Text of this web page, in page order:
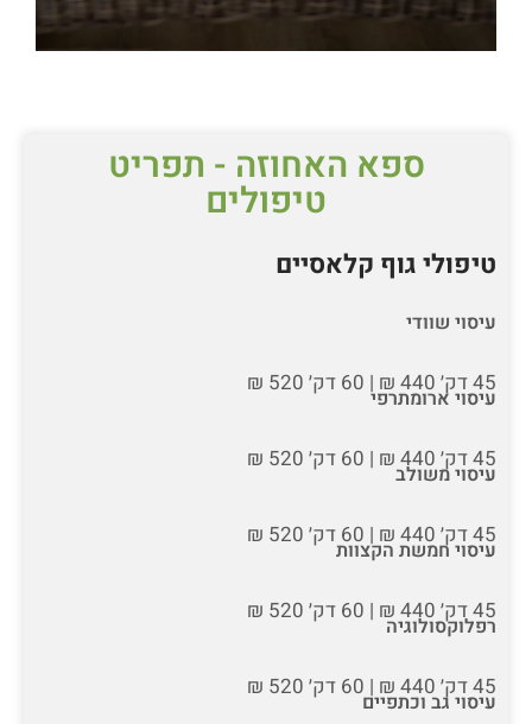
ספא האחוזה​ - תפריט
טיפולים
טיפולי גוף קלאסיים
עיסוי שוודי
45 דק׳ 440 ₪ | 60 דק׳ 520 ₪
עיסוי ארומתרפי
45 דק׳ 440 ₪ | 60 דק׳ 520 ₪
עיסוי משולב
45 דק׳ 440 ₪ | 60 דק׳ 520 ₪
עיסוי חמשת הקצוות
45 דק׳ 440 ₪ | 60 דק׳ 520 ₪
רפלוקסולוגיה
45 דק׳ 440 ₪ | 60 דק׳ 520 ₪
עיסוי גב וכתפיים